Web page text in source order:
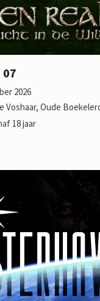
07
2026
Oude
18 jaar